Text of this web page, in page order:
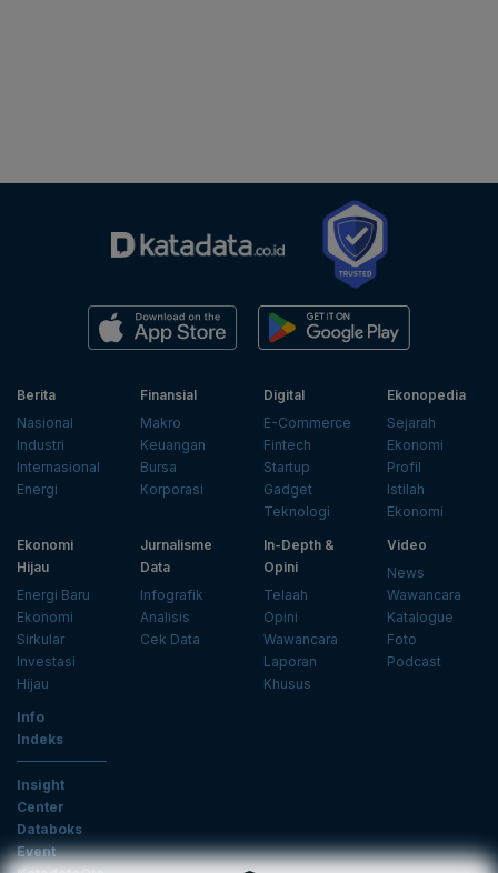
Berita
Nasional
Industri
Internasional
Energi
Finansial
Makro
Keuangan
Bursa
Korporasi
Digital
E-Commerce
Fintech
Startup
Gadget
Teknologi
Ekonopedia
Sejarah
Ekonomi
Profil
Istilah
Ekonomi
Ekonomi
Hijau
Energi Baru
Ekonomi
Sirkular
Investasi
Hijau
Jurnalisme
Data
Infografik
Analisis
Cek Data
In-Depth &
Opini
Telaah
Opini
Wawancara
Laporan
Khusus
Video
News
Wawancara
Katalogue
Foto
Podcast
Info
Indeks
Insight
Center
Databoks
Event